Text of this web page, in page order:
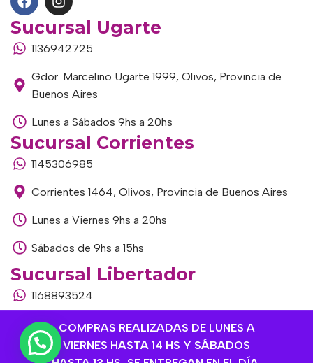
COMPRAS REALIZADAS DE LUNES A
VIERNES HASTA 14 HS Y SÁBADOS
Sucursal Ugarte
1136942725
Gdor. Marcelino Ugarte 1999, Olivos, Provincia de
Buenos Aires
Lunes a Sábados 9hs a 20hs
Sucursal Corrientes
1145306985
Corrientes 1464, Olivos, Provincia de Buenos Aires
Lunes a Viernes 9hs a 20hs
Sábados de 9hs a 15hs
Sucursal Libertador
1168893524
Av. del Libertador 1915, Vte. López, Provincia de
Buenos Aires